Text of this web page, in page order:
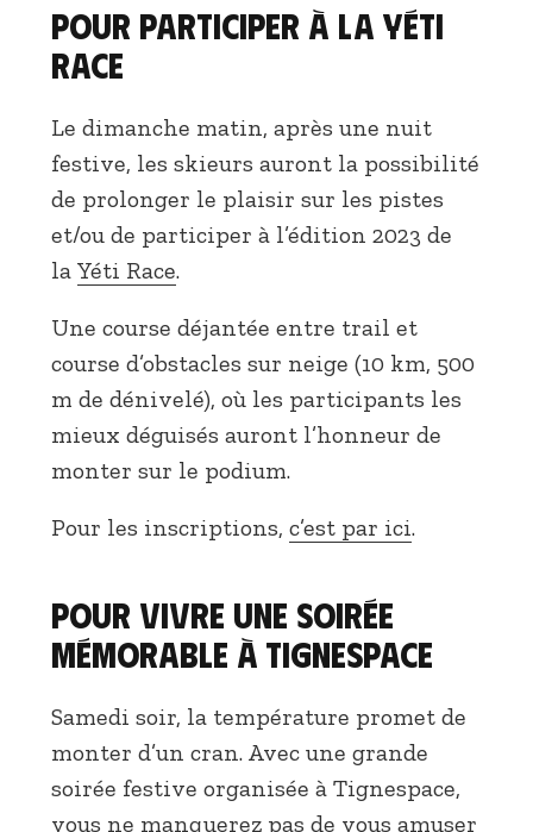
Pour participer à la Yéti
Race
Le dimanche matin, après une nuit
festive, les skieurs auront la possibilité
de prolonger le plaisir sur les pistes
et/ou de participer à l’édition 2023 de
la Yéti Race.
Une course déjantée entre trail et
course d’obstacles sur neige (10 km, 500
m de dénivelé), où les participants les
mieux déguisés auront l’honneur de
monter sur le podium.
Pour les inscriptions, c’est par ici.
Pour vivre une soirée
mémorable à Tignespace
Samedi soir, la température promet de
monter d’un cran. Avec une grande
soirée festive organisée à Tignespace,
vous ne manquerez pas de vous amuser